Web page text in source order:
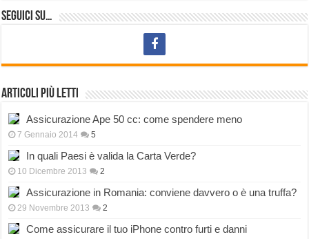
Seguici su…
Articoli più letti
Assicurazione Ape 50 cc: come spendere meno
7 Gennaio 2014 5
In quali Paesi è valida la Carta Verde?
10 Dicembre 2013 2
Assicurazione in Romania: conviene davvero o è una truffa?
29 Novembre 2013 2
Come assicurare il tuo iPhone contro furti e danni